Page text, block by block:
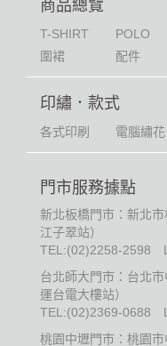
商品總覽
T-SHIRT POLO
圍裙
配件
印繡．款式
各式印刷 電腦繡花
門市服務據點
新北板橋門市：新北
江子翠站）
TEL:(02)2258-2598
台北師大門市：台北
運台電大樓站）
TEL:(02)2369-0688
桃園中壢門市：桃園